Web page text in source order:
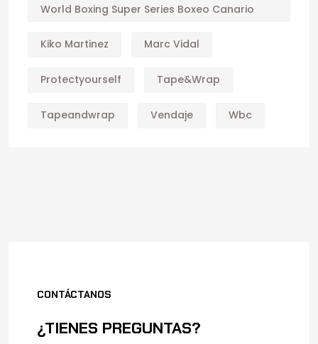
World Boxing Super Series Boxeo Canario
Kiko Martinez Marc Vidal
Protectyourself Tape&wrap
Tapeandwrap Vendaje Wbc
CONTÁCTANOS
¿TIENES PREGUNTAS?